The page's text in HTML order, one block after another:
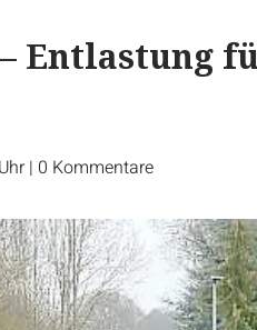
Entlastung
| 0 Kommentare